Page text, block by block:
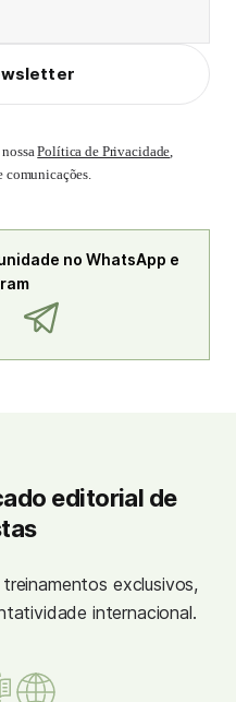
Política de Privacidade,
comunicações.
no WhatsApp e
editorial de
exclusivos,
internacional.